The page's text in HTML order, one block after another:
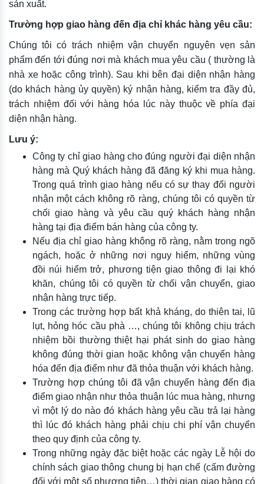
sản xuất.
Trường hợp giao hàng đến địa chỉ khác hàng yêu cầu:
Chúng tôi có trách nhiệm vận chuyển nguyên vẹn sản
phẩm đến tới đúng nơi mà khách mua yêu cầu ( thường là
nhà xe hoặc công trình). Sau khi bên đại diện nhận hàng
(do khách hàng ủy quyền) ký nhận hàng, kiểm tra đầy đủ,
trách nhiệm đối với hàng hóa lúc này thuộc về phía đại
diện nhận hàng.
Lưu ý:
Công ty chỉ giao hàng cho đúng người đại diện nhận
hàng mà Quý khách hàng đã đăng ký khi mua hàng.
Trong quá trình giao hàng nếu có sự thay đổi người
nhận một cách không rõ ràng, chúng tôi có quyền từ
chối giao hàng và yêu cầu quý khách hàng nhận
hàng tại địa điểm bán hàng của công ty.
Nếu địa chỉ giao hàng không rõ ràng, nằm trong ngõ
ngách, hoặc ở những nơi nguy hiểm, những vùng
đồi núi hiểm trở, phương tiện giao thông đi lại khó
khăn, chúng tôi có quyền từ chối vận chuyển, giao
nhận hàng trực tiếp.
Trong các trường hợp bất khả kháng, do thiên tai, lũ
lụt, hỏng hóc cầu phà …, chúng tôi không chịu trách
nhiệm bồi thường thiệt hại phát sinh do giao hàng
không đúng thời gian hoặc không vận chuyển hàng
hóa đến địa điểm như đã thỏa thuận với khách hàng.
Trường hợp chúng tôi đã vận chuyển hàng đến địa
điểm giao nhận như thỏa thuận lúc mua hàng, nhưng
vì một lý do nào đó khách hàng yêu cầu trả lại hàng
thì lúc đó khách hàng phải chịu chi phí vận chuyển
theo quy định của công ty.
Trong những ngày đặc biệt hoặc các ngày Lễ hội do
chính sách giao thông chung bị hạn chế (cấm đường
đối với một số phương tiện…) thời gian giao hàng có